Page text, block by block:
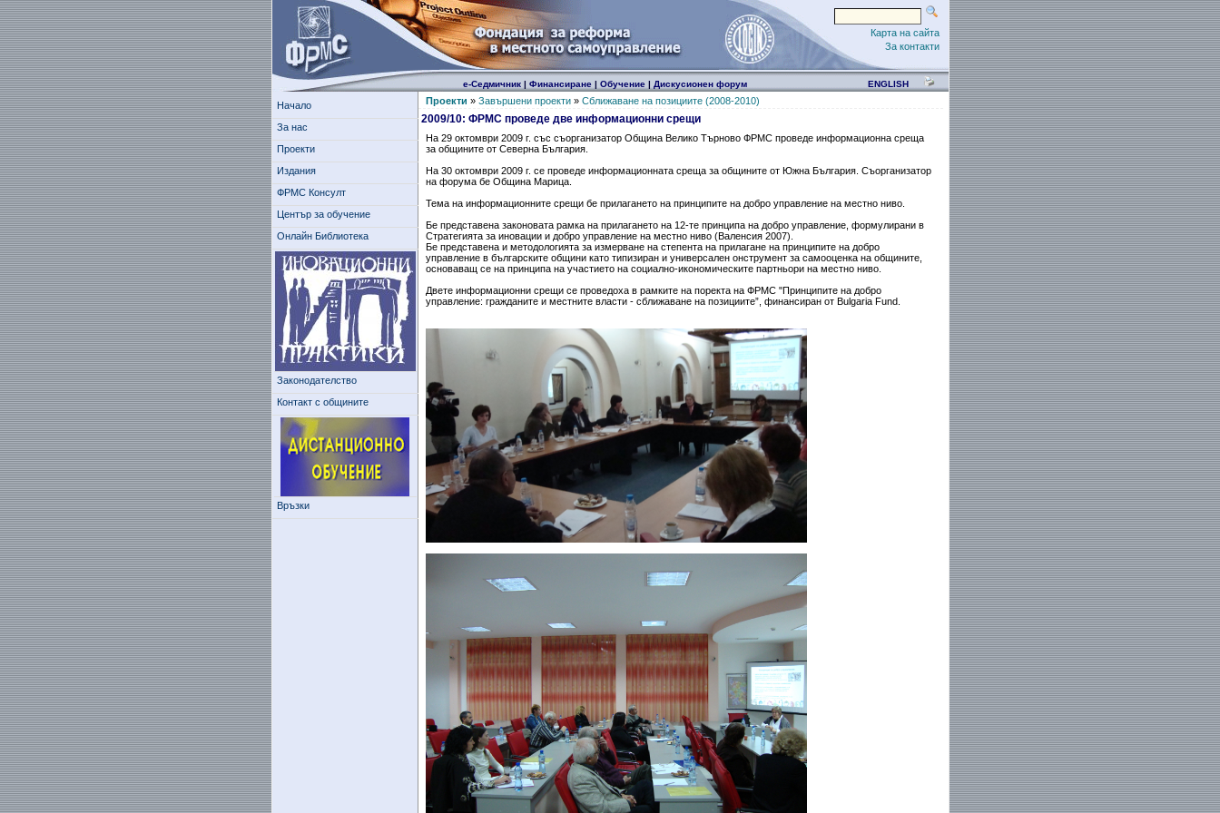
Карта на сайта
За контакти
е-Седмичник| Финансиране| Обучение| Дискусионен форум ENGLISH
Начало
За нас
Проекти
Издания
ФРМС Консулт
Център за обучение
Онлайн Библиотека
Законодателство
Контакт с общините
Връзки
Проекти » Завършени проекти» Сближаване на позициите (2008-2010)
2009/10: ФРМС проведе две информационни срещи
На 29 октомври 2009 г. със съорганизатор Община Велико Търново ФРМС проведе информационна среща
за общините от Северна България.
На 30 октомври 2009 г. се проведе информационната среща за общините от Южна България. Съорганизатор
на форума бе Община Марица.
Тема на информационните срещи бе прилагането на принципите на добро управление на местно ниво.
Бе представена законовата рамка на прилагането на 12-те принципа на добро управление, формулирани в
Стратегията за иновации и добро управление на местно ниво (Валенсия 2007).
Бе представена и методологията за измерване на степента на прилагане на принципите на добро
управление в българските общини като типизиран и универсален онструмент за самооценка на общините,
основаващ се на принципа на участието на социално-икономическите партньори на местно ниво.
Двете информационни срещи се проведоха в рамките на поректа на ФРМС "Принципите на добро
управление: гражданите и местните власти - сближаване на позициите”, финансиран от Bulgaria Fund.